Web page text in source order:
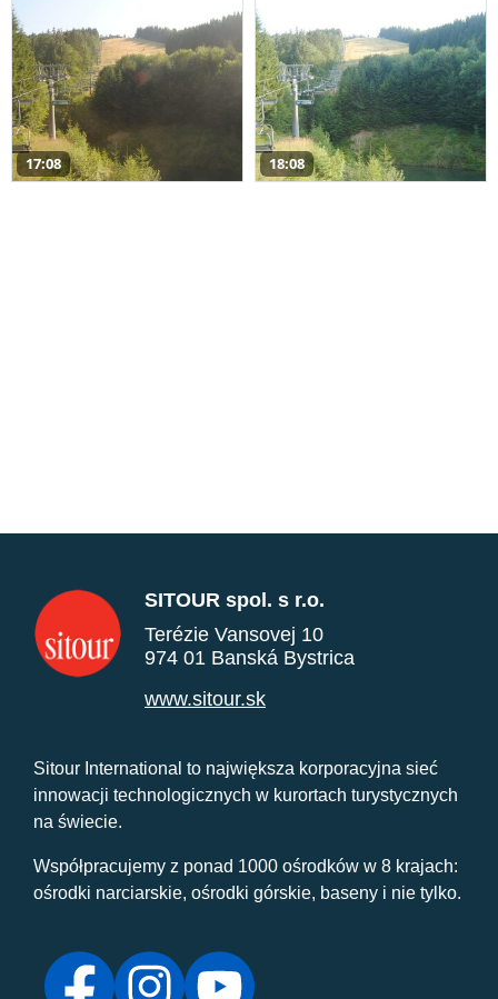
17:08 18:08
SITOUR spol. s r.o.
Terézie Vansovej 10
974 01 Banská Bystrica
www.sitour.sk
Sitour International to największa korporacyjna sieć
innowacji technologicznych w kurortach turystycznych
na świecie.
Współpracujemy z ponad 1000 ośrodków w 8 krajach:
ośrodki narciarskie, ośrodki górskie, baseny i nie tylko.